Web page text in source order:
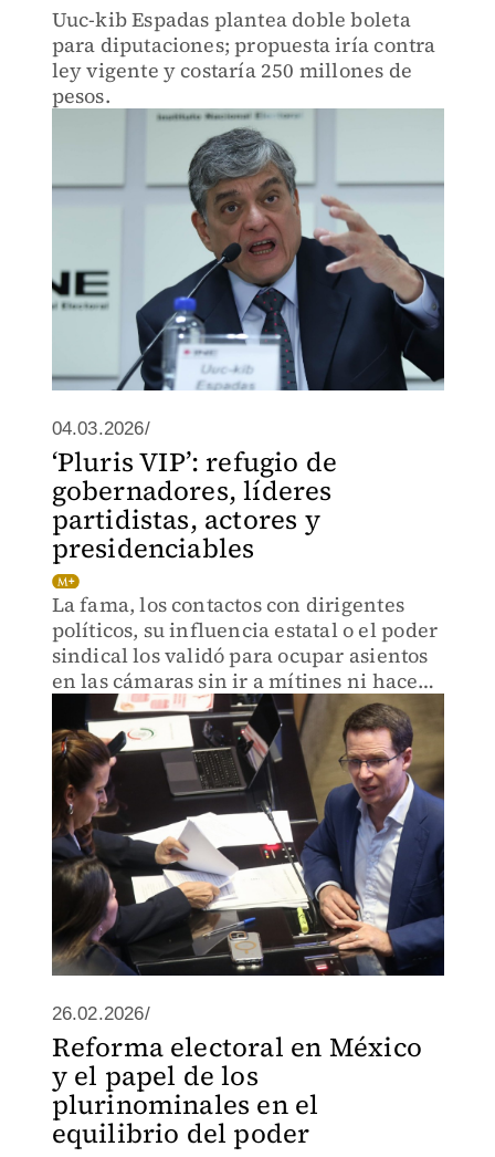
Uuc-kib Espadas plantea doble boleta
para diputaciones; propuesta iría contra
ley vigente y costaría 250 millones de
pesos.
04.03.2026/
‘Pluris VIP’: refugio de
gobernadores, líderes
partidistas, actores y
presidenciables
La fama, los contactos con dirigentes
políticos, su influencia estatal o el poder
sindical los validó para ocupar asientos
en las cámaras sin ir a mítines ni hacer
campañas por el voto popular.
26.02.2026/
Reforma electoral en México
y el papel de los
plurinominales en el
equilibrio del poder